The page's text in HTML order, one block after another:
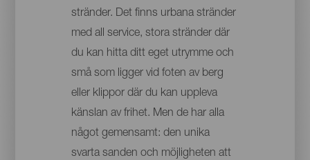
stränder. Det finns urbana stränder
med all service, stora stränder där
du kan hitta ditt eget utrymme och
små som ligger vid foten av berg
eller klippor där du kan uppleva
känslan av frihet. Men de har alla
något gemensamt: den unika
svarta sanden och möjligheten att